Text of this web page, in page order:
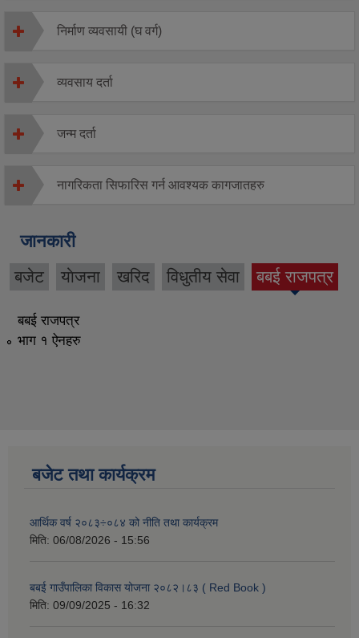
निर्माण व्यवसायी (घ वर्ग)
व्यवसाय दर्ता
जन्म दर्ता
नागरिकता सिफारिस गर्न आवश्यक कागजातहरु
जानकारी
बजेट याेजना खरिद विधुतीय सेवा बबई राजपत्र
(active
बबई राजपत्र
भाग १ ऐनहरु
बजेट तथा कार्यक्रम
आर्थिक वर्ष २०८३÷०८४ को नीति तथा कार्यक्रम
मिति: 06/08/2026 - 15:56
बबई गाउँपालिका विकास योजना २०८२।८३ ( Red Book )
मिति: 09/09/2025 - 16:32